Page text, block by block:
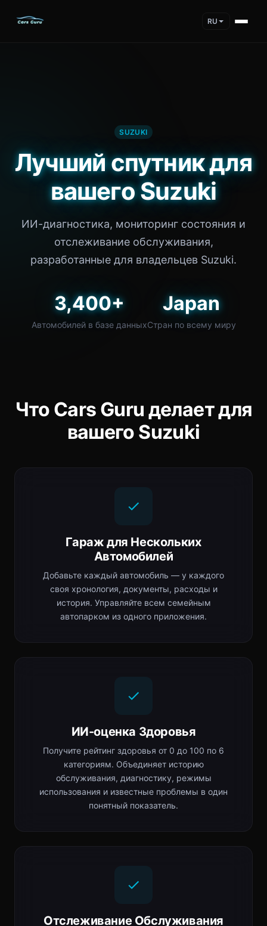
RU
SUZUKI
Лучший спутник для
вашего Suzuki
ИИ-диагностика, мониторинг состояния и
отслеживание обслуживания,
разработанные для владельцев Suzuki.
3,400+
Автомобилей в базе данных
Japan
Стран по всему миру
Что Cars Guru делает для
вашего Suzuki
Гараж для Нескольких
Автомобилей
Добавьте каждый автомобиль — у каждого
своя хронология, документы, расходы и
история. Управляйте всем семейным
автопарком из одного приложения.
ИИ-оценка Здоровья
Получите рейтинг здоровья от 0 до 100 по 6
категориям. Объединяет историю
обслуживания, диагностику, режимы
использования и известные проблемы в один
понятный показатель.
Отслеживание Обслуживания